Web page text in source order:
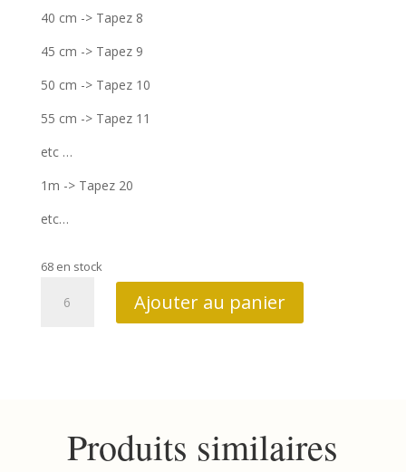
40 cm -> Tapez 8
45 cm -> Tapez 9
50 cm -> Tapez 10
55 cm -> Tapez 11
etc …
1m -> Tapez 20
etc…
68 en stock
Ajouter au panier
Produits similaires